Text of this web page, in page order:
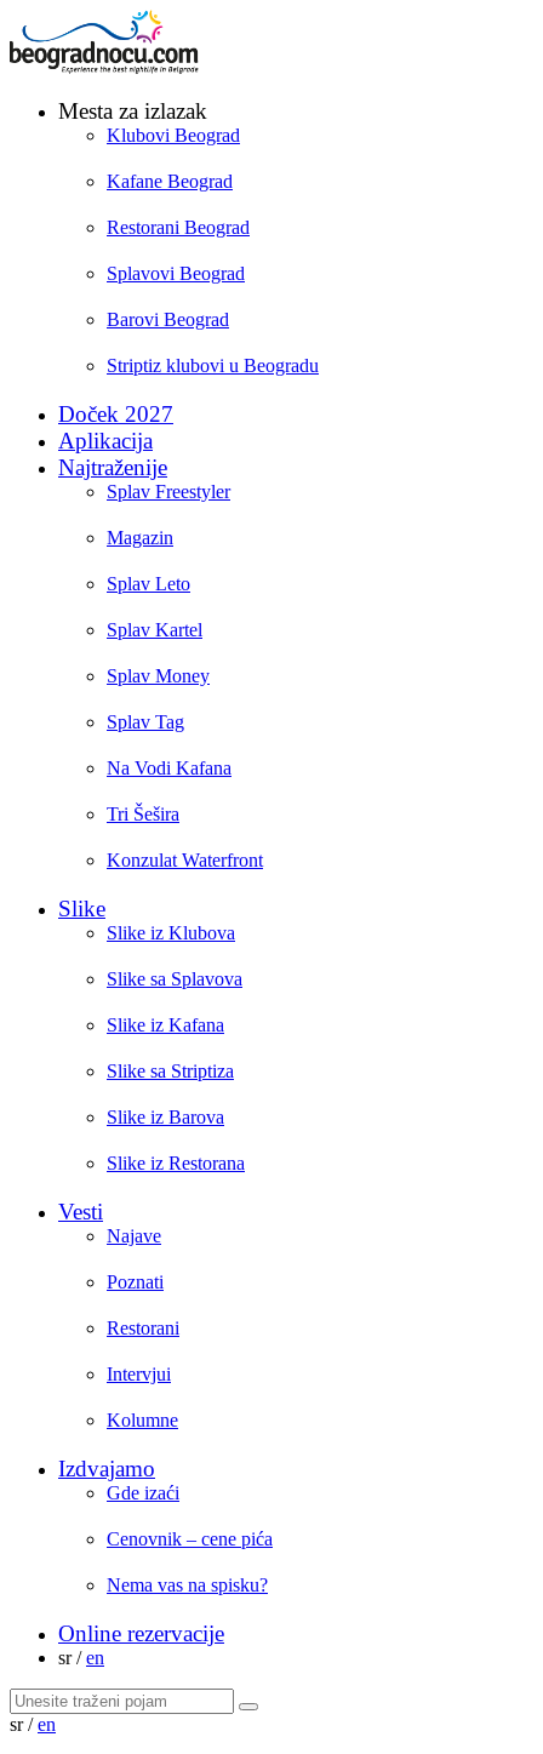
Mesta za izlazak
Klubovi Beograd
Kafane Beograd
Restorani Beograd
Splavovi Beograd
Barovi Beograd
Striptiz klubovi u Beogradu
Doček 2027
Aplikacija
Najtraženije
Splav Freestyler
Magazin
Splav Leto
Splav Kartel
Splav Money
Splav Tag
Na Vodi Kafana
Tri Šešira
Konzulat Waterfront
Slike
Slike iz Klubova
Slike sa Splavova
Slike iz Kafana
Slike sa Striptiza
Slike iz Barova
Slike iz Restorana
Vesti
Najave
Poznati
Restorani
Intervjui
Kolumne
Izdvajamo
Gde izaći
Cenovnik – cene pića
Nema vas na spisku?
Online rezervacije
sr / en
sr / en